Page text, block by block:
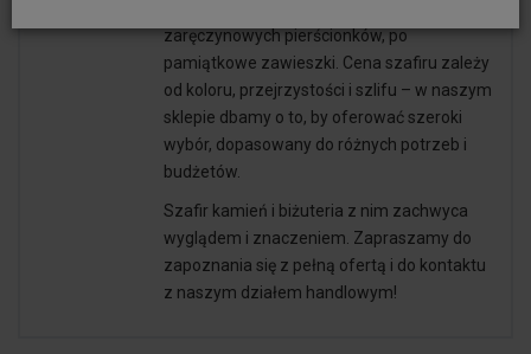
zaręczynowych pierścionków, po
pamiątkowe zawieszki. Cena szafiru zależy
od koloru, przejrzystości i szlifu – w naszym
sklepie dbamy o to, by oferować szeroki
wybór, dopasowany do różnych potrzeb i
budżetów.
Szafir kamień i biżuteria z nim zachwyca
wyglądem i znaczeniem. Zapraszamy do
zapoznania się z pełną ofertą i do kontaktu
z naszym działem handlowym!